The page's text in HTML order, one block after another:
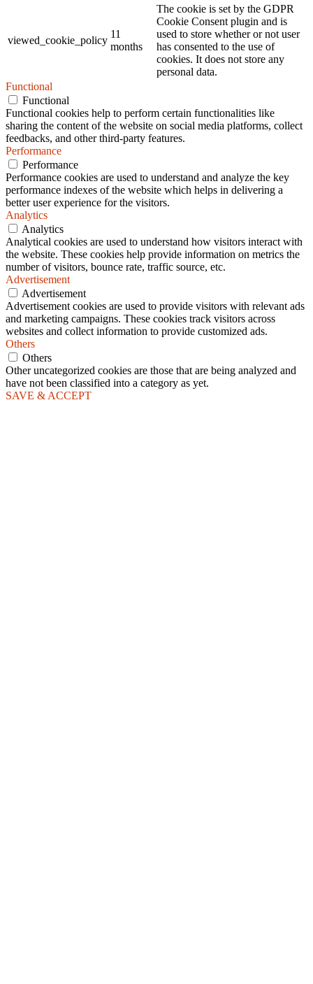
viewed_cookie_policy
11
months
The cookie is set by the GDPR
Cookie Consent plugin and is
used to store whether or not user
has consented to the use of
cookies. It does not store any
personal data.
Functional
Functional
Functional cookies help to perform certain functionalities like
sharing the content of the website on social media platforms, collect
feedbacks, and other third-party features.
Performance
Performance
Performance cookies are used to understand and analyze the key
performance indexes of the website which helps in delivering a
better user experience for the visitors.
Analytics
Analytics
Analytical cookies are used to understand how visitors interact with
the website. These cookies help provide information on metrics the
number of visitors, bounce rate, traffic source, etc.
Advertisement
Advertisement
Advertisement cookies are used to provide visitors with relevant ads
and marketing campaigns. These cookies track visitors across
websites and collect information to provide customized ads.
Others
Others
Other uncategorized cookies are those that are being analyzed and
have not been classified into a category as yet.
SAVE & ACCEPT